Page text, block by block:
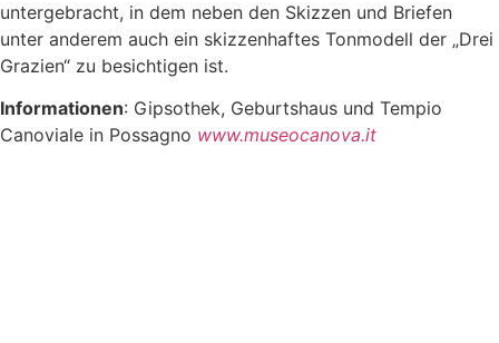
untergebracht, in dem neben den Skizzen und Briefen
unter anderem auch ein skizzenhaftes Tonmodell der „Drei
Grazien“ zu besichtigen ist.
Informationen: Gipsothek, Geburtshaus und Tempio
Canoviale in Possagno www.museocanova.it